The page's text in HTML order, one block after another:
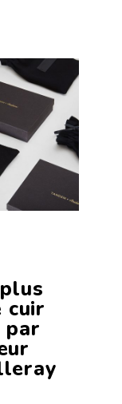
cuir
par